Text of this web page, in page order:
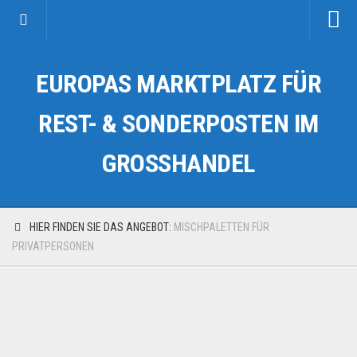
Kategorien
Auto & Motorrad
Fahrzeuge & Transport
Geschäft, Büro & Schreibwaren
Geschenkartikel
EUROPAS MARKTPLATZ FÜR
REST- & SONDERPOSTEN IM
GROSSHANDEL
HIER FINDEN SIE DAS ANGEBOT: MISCHPALETTEN FÜR
PRIVATPERSONEN